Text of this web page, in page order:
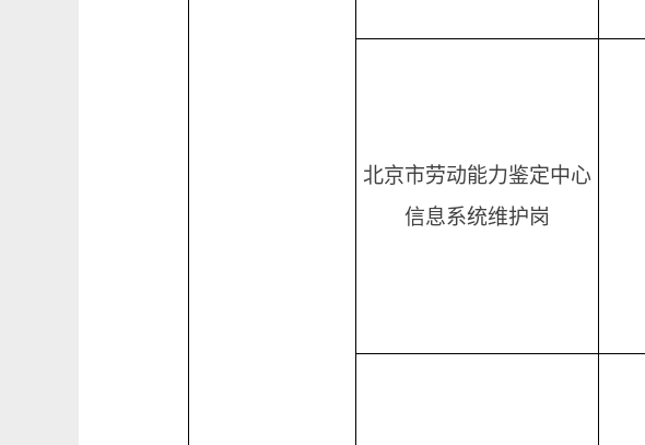
北京市劳动能力鉴定中心
信息系统维护岗